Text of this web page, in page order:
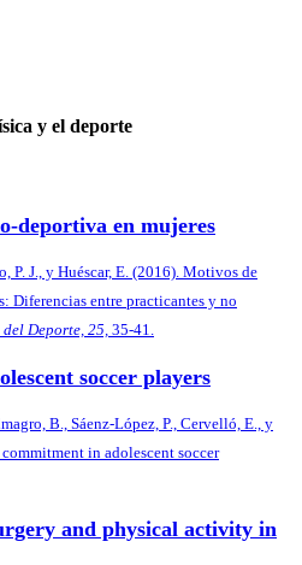
y el deporte
deportiva en mujeres
P. J., y Huéscar, E. (2016). Motivos de
Diferencias entre practicantes y no
Deporte, 25, 35-41.
soccer players
B., Sáenz-López, P., Cervelló, E., y
in adolescent soccer
and physical activity in